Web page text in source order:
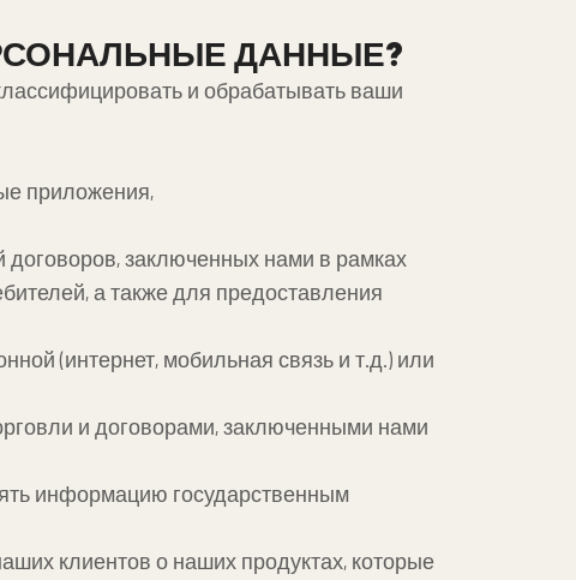
ДАННЫЕ?
и обрабатывать ваши
приложения,
договоров, заключенных нами в рамках
а также для предоставления
(интернет, мобильная связь и т.д.) или
и договорами, заключенными нами
информацию государственным
клиентов о наших продуктах, которые